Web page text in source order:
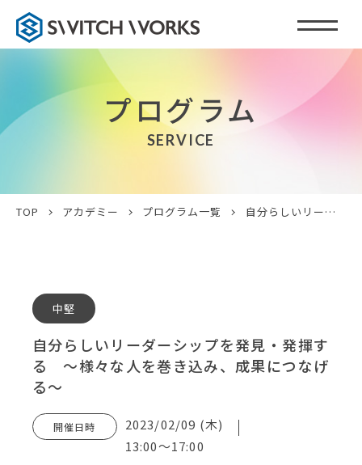
プログラム
SERVICE
TOP アカデミー プログラム一覧 自分らしいリーダーシップを発見・発揮する ～様々な人を巻き込み、成果につなげる～
中堅
自分らしいリーダーシップを発見・発揮す
る ～様々な人を巻き込み、成果につなげ
る～
開催日時
2023/02/09 (木)
13:00～17:00